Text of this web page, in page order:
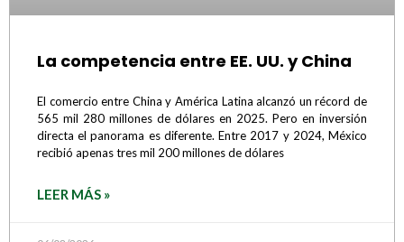
La competencia entre EE. UU. y China
El comercio entre China y América Latina alcanzó un récord de
565 mil 280 millones de dólares en 2025. Pero en inversión
directa el panorama es diferente. Entre 2017 y 2024, México
recibió apenas tres mil 200 millones de dólares
LEER MÁS »